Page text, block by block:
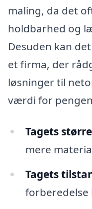
maling, da det
holdbarhed og
Desuden kan
et firma, der
løsninger til
værdi for
Tagets
mere
Tagets
forberedelse